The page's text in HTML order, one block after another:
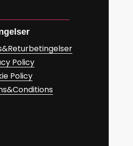
Policy
Policy